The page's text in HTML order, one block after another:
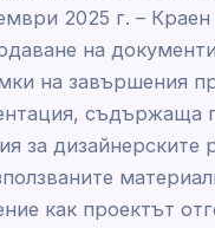
2025 г. – Краен
на
на завършения
съдържаща
за дизайнерските
как проектът